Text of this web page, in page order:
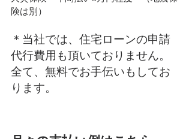
険は別）
＊当社では、住宅ローンの申請
代行費用も頂いておりません。
全て、無料でお手伝いもしてお
ります。